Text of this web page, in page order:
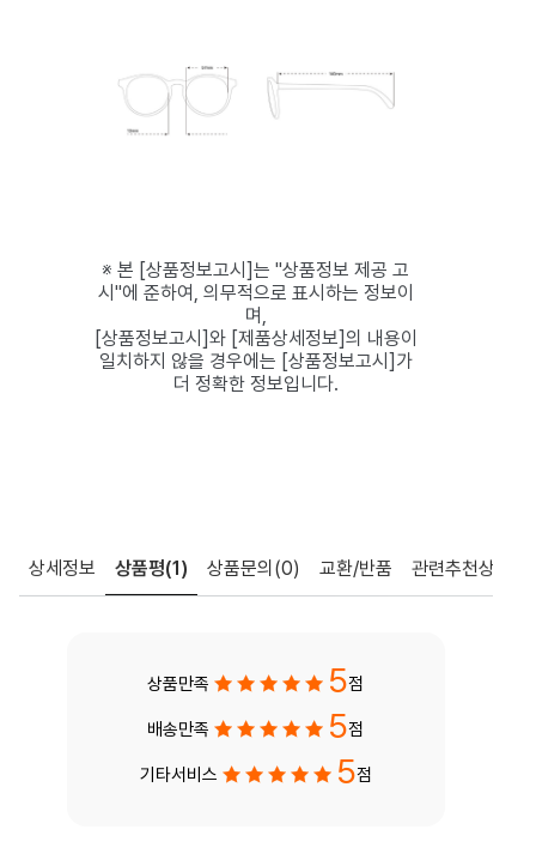
※ 본 [상품정보고시]는 "상품정보 제공 고
시"에 준하여, 의무적으로 표시하는 정보이
며,
[상품정보고시]와 [제품상세정보]의 내용이
일치하지 않을 경우에는 [상품정보고시]가
더 정확한 정보입니다.
상세정보 상품평(1) 상품문의 (0) 교환/반품 관련추천상품
상품만족 5점
배송만족 5점
기타서비스 5점